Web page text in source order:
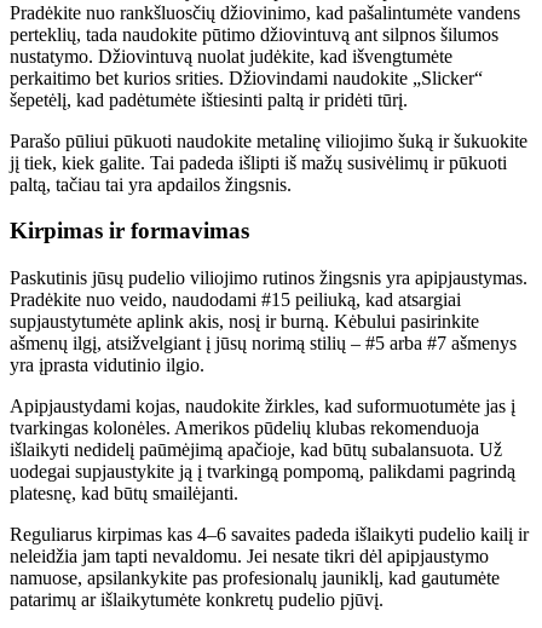
Pradėkite nuo rankšluosčių džiovinimo, kad pašalintumėte vandens
perteklių, tada naudokite pūtimo džiovintuvą ant silpnos šilumos
nustatymo. Džiovintuvą nuolat judėkite, kad išvengtumėte
perkaitimo bet kurios srities. Džiovindami naudokite „Slicker“
šepetėlį, kad padėtumėte ištiesinti paltą ir pridėti tūrį.
Parašo pūliui pūkuoti naudokite metalinę viliojimo šuką ir šukuokite
jį tiek, kiek galite. Tai padeda išlipti iš mažų susivėlimų ir pūkuoti
paltą, tačiau tai yra apdailos žingsnis.
Kirpimas ir formavimas
Paskutinis jūsų pudelio viliojimo rutinos žingsnis yra apipjaustymas.
Pradėkite nuo veido, naudodami #15 peiliuką, kad atsargiai
supjaustytumėte aplink akis, nosį ir burną. Kėbului pasirinkite
ašmenų ilgį, atsižvelgiant į jūsų norimą stilių – #5 arba #7 ašmenys
yra įprasta vidutinio ilgio.
Apipjaustydami kojas, naudokite žirkles, kad suformuotumėte jas į
tvarkingas kolonėles. Amerikos pūdelių klubas rekomenduoja
išlaikyti nedidelį paūmėjimą apačioje, kad būtų subalansuota. Už
uodegai supjaustykite ją į tvarkingą pompomą, palikdami pagrindą
platesnę, kad būtų smailėjanti.
Reguliarus kirpimas kas 4–6 savaites padeda išlaikyti pudelio kailį ir
neleidžia jam tapti nevaldomu. Jei nesate tikri dėl apipjaustymo
namuose, apsilankykite pas profesionalų jauniklį, kad gautumėte
patarimų ar išlaikytumėte konkretų pudelio pjūvį.